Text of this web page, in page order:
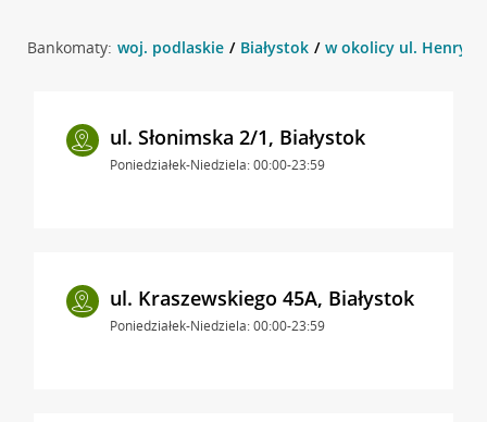
Bankomaty: woj. podlaskie Białystok w okolicy ul. Henryka
ul. Słonimska 2/1, Białystok
Poniedziałek-Niedziela: 00:00-23:59
ul. Kraszewskiego 45A, Białystok
Poniedziałek-Niedziela: 00:00-23:59